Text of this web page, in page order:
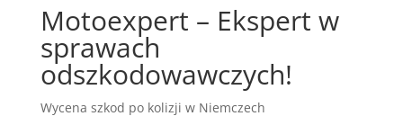
Motoexpert – Ekspert w
sprawach
odszkodowawczych!
Wycena szkod po kolizji w Niemczech